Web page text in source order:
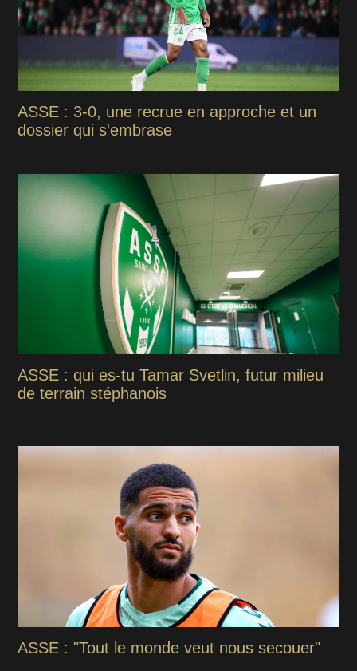
ASSE : 3-0, une recrue en approche et un
dossier qui s'embrase
ASSE : qui es-tu Tamar Svetlin, futur milieu
de terrain stéphanois
ASSE : "Tout le monde veut nous secouer"